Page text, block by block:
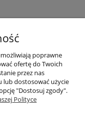
netto:
do koszyka
poprawne
ofertę do Twoich
przez nas
lub dostosować użycie
"Dostosuj zgody".
Polityce